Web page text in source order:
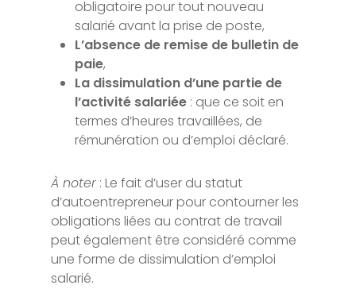
obligatoire pour tout nouveau
salarié avant la prise de poste,
L’absence de remise de bulletin de
paie,
La dissimulation d’une partie de
l’activité salariée : que ce soit en
termes d’heures travaillées, de
rémunération ou d’emploi déclaré.
À noter : Le fait d’user du statut
d’autoentrepreneur pour contourner les
obligations liées au contrat de travail
peut également être considéré comme
une forme de dissimulation d’emploi
salarié.